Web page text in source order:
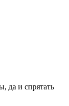
да и спрятать